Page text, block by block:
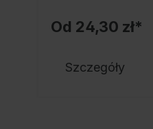
Od 24,30 zł*
Szczegóły